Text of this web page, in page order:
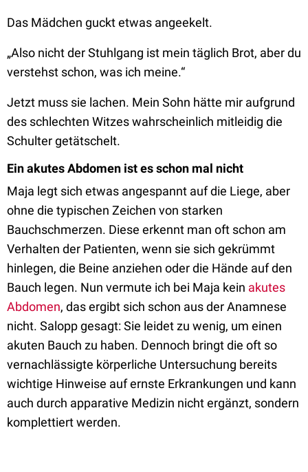
Das Mädchen guckt etwas angeekelt.
„Also nicht der Stuhlgang ist mein täglich Brot, aber du
verstehst schon, was ich meine.“
Jetzt muss sie lachen. Mein Sohn hätte mir aufgrund
des schlechten Witzes wahrscheinlich mitleidig die
Schulter getätschelt.
Ein akutes Abdomen ist es schon mal nicht
Maja legt sich etwas angespannt auf die Liege, aber
ohne die typischen Zeichen von starken
Bauchschmerzen. Diese erkennt man oft schon am
Verhalten der Patienten, wenn sie sich gekrümmt
hinlegen, die Beine anziehen oder die Hände auf den
Bauch legen. Nun vermute ich bei Maja kein akutes
Abdomen, das ergibt sich schon aus der Anamnese
nicht. Salopp gesagt: Sie leidet zu wenig, um einen
akuten Bauch zu haben. Dennoch bringt die oft so
vernachlässigte körperliche Untersuchung bereits
wichtige Hinweise auf ernste Erkrankungen und kann
auch durch apparative Medizin nicht ergänzt, sondern
komplettiert werden.